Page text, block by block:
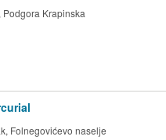
Krapinska
Folnegovićevo naselje